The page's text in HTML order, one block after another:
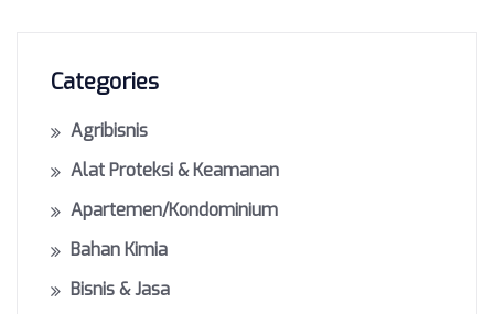
Categories
Agribisnis
Alat Proteksi & Keamanan
Apartemen/Kondominium
Bahan Kimia
Bisnis & Jasa